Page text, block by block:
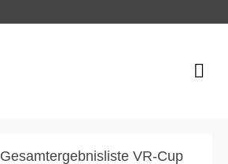
VR-Cup